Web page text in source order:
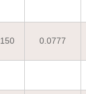
150 0.0777